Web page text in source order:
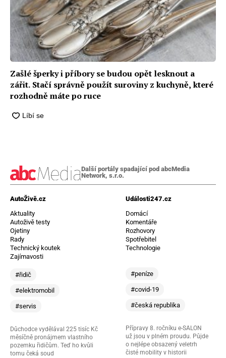
Zašlé šperky i příbory se budou opět lesknout a
zářit. Stačí správně použít suroviny z kuchyně, které
rozhodně máte po ruce
Další portály spadající pod abcMedia
Network, s.r.o.
AutoŽivě.cz
Aktuality
Autoživě testy
Ojetiny
Rady
Technický koutek
Zajímavosti
#řidič
#elektromobil
#servis
Důchodce vydělával 225 tisíc Kč
měsíčně pronájmem vlastního
pozemku řidičům. Teď ho kvůli
tomu čeká soud
Události247.cz
Domácí
Komentáře
Rozhovory
Spotřebitel
Technologie
#peníze
#covid-19
#česká republika
Přípravy 8. ročníku e-SALON
už jsou v plném proudu. Půjde
o nejlépe obsazený veletrh
čisté mobility v historii